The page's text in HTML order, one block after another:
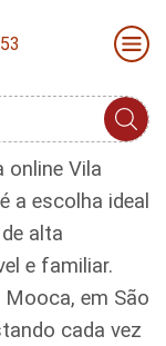
online Vila
a escolha ideal
alta
e familiar.
em São
cada vez